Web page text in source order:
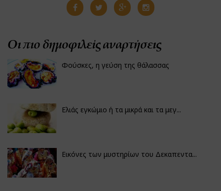
Οι πιο δημοφιλείς αναρτήσεις
Φούσκες, η γεύση της θάλασσας
Ελιάς εγκώμιο ή τα μικρά και τα μεγ...
Εικόνες των μυστηρίων του Δεκαπεντα...